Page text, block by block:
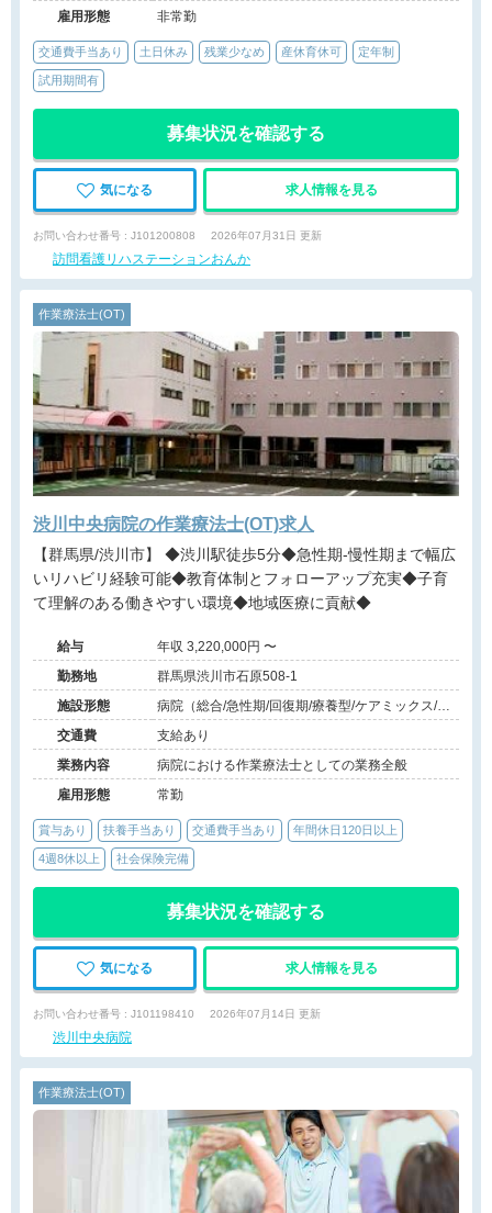
雇用形態
非常勤
交通費手当あり 土日休み 残業少なめ 産休育休可 定年制
試用期間有
募集状況を確認する
気になる 求人情報を見る
お問い合わせ番号 : J101200808 2026年07月31日 更新
訪問看護リハステーションおんか
作業療法士(OT)
渋川中央病院の作業療法士(OT)求人
【群馬県/渋川市】 ◆渋川駅徒歩5分◆急性期-慢性期まで幅広
いリハビリ経験可能◆教育体制とフォローアップ充実◆子育
て理解のある働きやすい環境◆地域医療に貢献◆
給与
年収 3,220,000円 〜
勤務地
群馬県渋川市石原508-1
施設形態
病院（総合/急性期/回復期/療養型/ケアミックス/外
来）、介護保険関連施設（デイケア/訪問看護・リ
ハ）
交通費
支給あり
業務内容
病院における作業療法士としての業務全般
雇用形態
常勤
賞与あり 扶養手当あり 交通費手当あり 年間休日120日以上
4週8休以上 社会保険完備
募集状況を確認する
気になる 求人情報を見る
お問い合わせ番号 : J101198410 2026年07月14日 更新
渋川中央病院
作業療法士(OT)